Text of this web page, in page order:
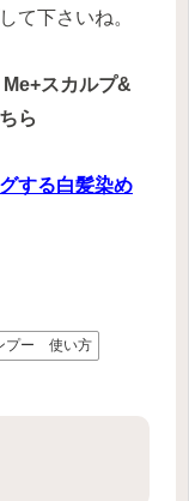
て下さいね。
スカルプ&
ら
する白髪染め
プー 使い方